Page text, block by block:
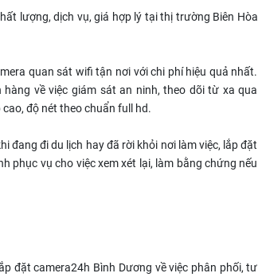
lượng, dịch vụ, giá hợp lý tại thị trường Biên Hòa
quan sát wifi tận nơi với chi phí hiệu quả nhất.
về việc giám sát an ninh, theo dõi từ xa qua
độ nét theo chuẩn full hd.
đang đi du lịch hay đã rời khỏi nơi làm việc, lắp đặt
phục vụ cho việc xem xét lại, làm bằng chứng nếu
đặt camera24h Bình Dương về việc phân phối, tư